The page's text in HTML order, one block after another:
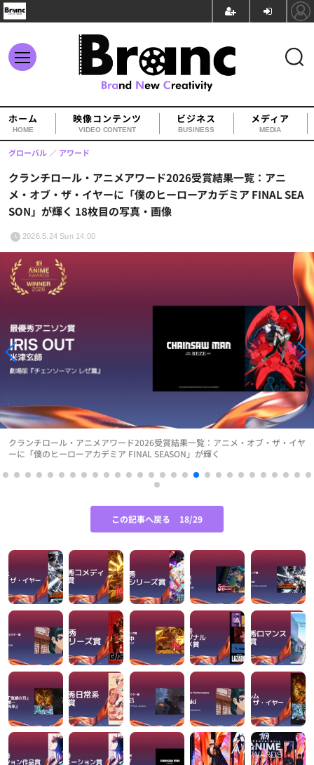
ホーム
HOME
映像コンテンツ
VIDEO CONTENT
ビジネス
BUSINESS
メディア
MEDIA
クランチロール・アニメアワード2026受賞結果一覧：アニ
メ・オブ・ザ・イヤーに「僕のヒーローアカデミア FINAL SEA
SON」が輝く 18枚目の写真・画像
グローバル アワード
2026.5.24 Sun 14:00
クランチロール・アニメアワード2026受賞結果一覧：アニメ・オブ・ザ・イヤ
ーに「僕のヒーローアカデミア FINAL SEASON」が輝く
この記事へ戻る 18/29